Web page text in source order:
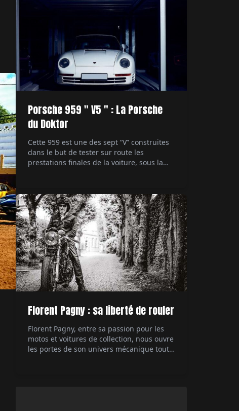
Porsche 959 " V5 " : La Porsche
du Doktor
Cette 959 est une des sept “V” construites
dans le but de tester sur route les
prestations finales de la voiture, sous la
technologique des années 80, la 959
démontre à l'époque à quel point il est
possible de pousser à l'extrême ce dont est
capable une […]
Florent Pagny : sa liberté de rouler
Florent Pagny, entre sa passion pour les
motos et voitures de collection, nous ouvre
les portes de son univers mécanique tout